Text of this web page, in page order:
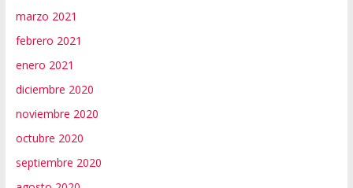
marzo 2021
febrero 2021
enero 2021
diciembre 2020
noviembre 2020
octubre 2020
septiembre 2020